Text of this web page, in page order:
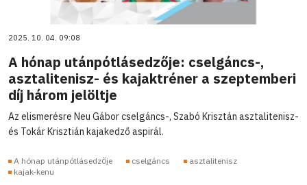
2025. 10. 04. 09:08
A hónap utánpótlásedzője: cselgáncs-,
asztalitenisz- és kajaktréner a szeptemberi
díj három jelöltje
Az elismerésre Neu Gábor cselgáncs-, Szabó Krisztán asztalitenisz-
és Tokár Krisztián kajakedző aspirál.
A hónap utánpótlásedzője cselgáncs
asztalitenisz
kajak-kenu